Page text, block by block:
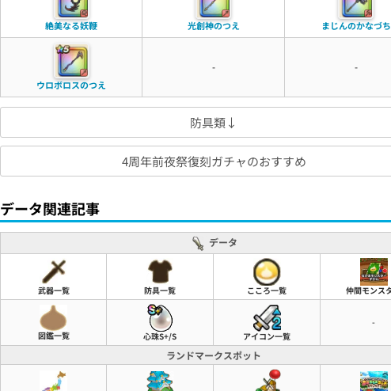
絶美なる妖鞭 光創神のつえ まじんのかなづち
ウロボロスのつえ
- -
防具類↓
4周年前夜祭復刻ガチャのおすすめ
データ関連記事
データ
武器一覧 防具一覧 こころ一覧 仲間モンス
図鑑一覧 心珠S+/S アイコン一覧
-
ランドマークスポット